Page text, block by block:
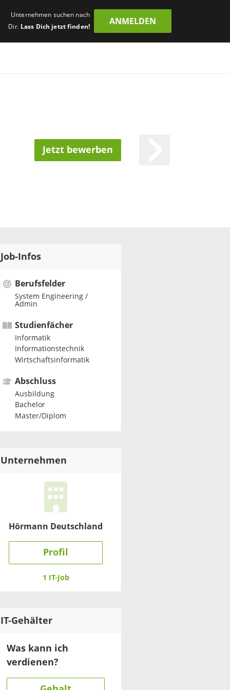
Unternehmen suchen nach
Dir. Lass Dich jetzt finden!
ANMELDEN
Jetzt bewerben
Job-Infos
Berufsfelder
System Engineering /
Admin
Studienfächer
Informatik
Informationstechnik
Wirtschaftsinformatik
Abschluss
Ausbildung
Bachelor
Master/Diplom
Unternehmen
Hörmann Deutschland
Profil
1 IT-Job
IT-Gehälter
Was kann ich
verdienen?